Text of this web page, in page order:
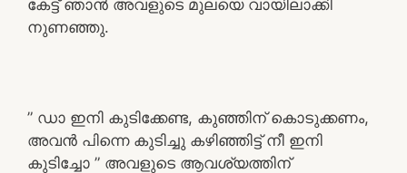
കേട്ട് ഞാൻ അവളുടെ മുലയെ വായിലാക്കി
നുണഞ്ഞു.
” ഡാ ഇനി കുടിക്കേണ്ട, കുഞ്ഞിന് കൊടുക്കണം,
അവൻ പിന്നെ കുടിച്ചു കഴിഞ്ഞിട്ട് നീ ഇനി
കുടിച്ചോ ” അവളുടെ ആവശ്യത്തിന്